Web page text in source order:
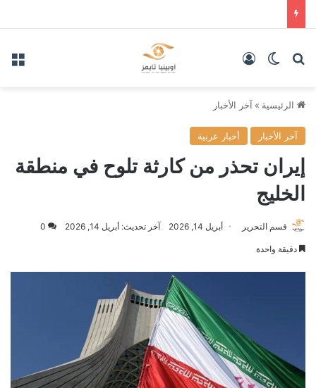
بحث عنالوضع المظلم
الرئيسية » آخر الأخبار
آخر الأخبار أخبار عربية
إيران تحذر من كارثة تلوح في منطقة
الخليج
قسم التحرير أبريل 14, 2026 آخر تحديث: أبريل 14, 2026 0
دقيقة واحدة